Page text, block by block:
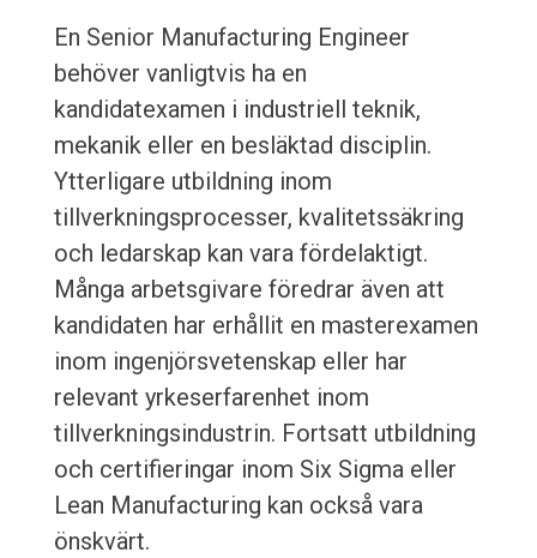
En Senior Manufacturing Engineer
behöver vanligtvis ha en
kandidatexamen i industriell teknik,
mekanik eller en besläktad disciplin.
Ytterligare utbildning inom
tillverkningsprocesser, kvalitetssäkring
och ledarskap kan vara fördelaktigt.
Många arbetsgivare föredrar även att
kandidaten har erhållit en masterexamen
inom ingenjörsvetenskap eller har
relevant yrkeserfarenhet inom
tillverkningsindustrin. Fortsatt utbildning
och certifieringar inom Six Sigma eller
Lean Manufacturing kan också vara
önskvärt.